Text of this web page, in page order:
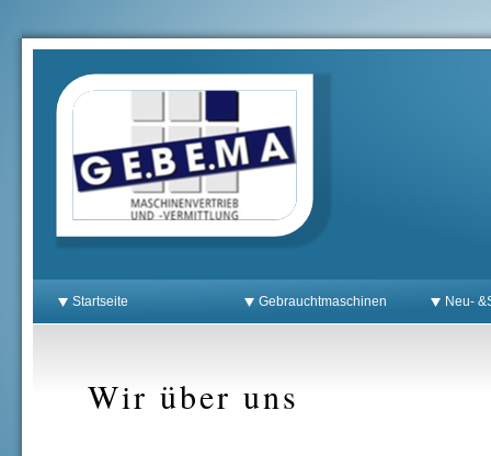
Startseite Gebrauchtmaschinen Neu-
Wir über uns